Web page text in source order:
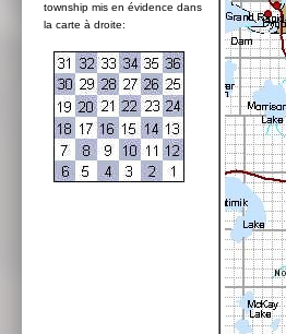
township mis en évidence dans
la carte à droite: